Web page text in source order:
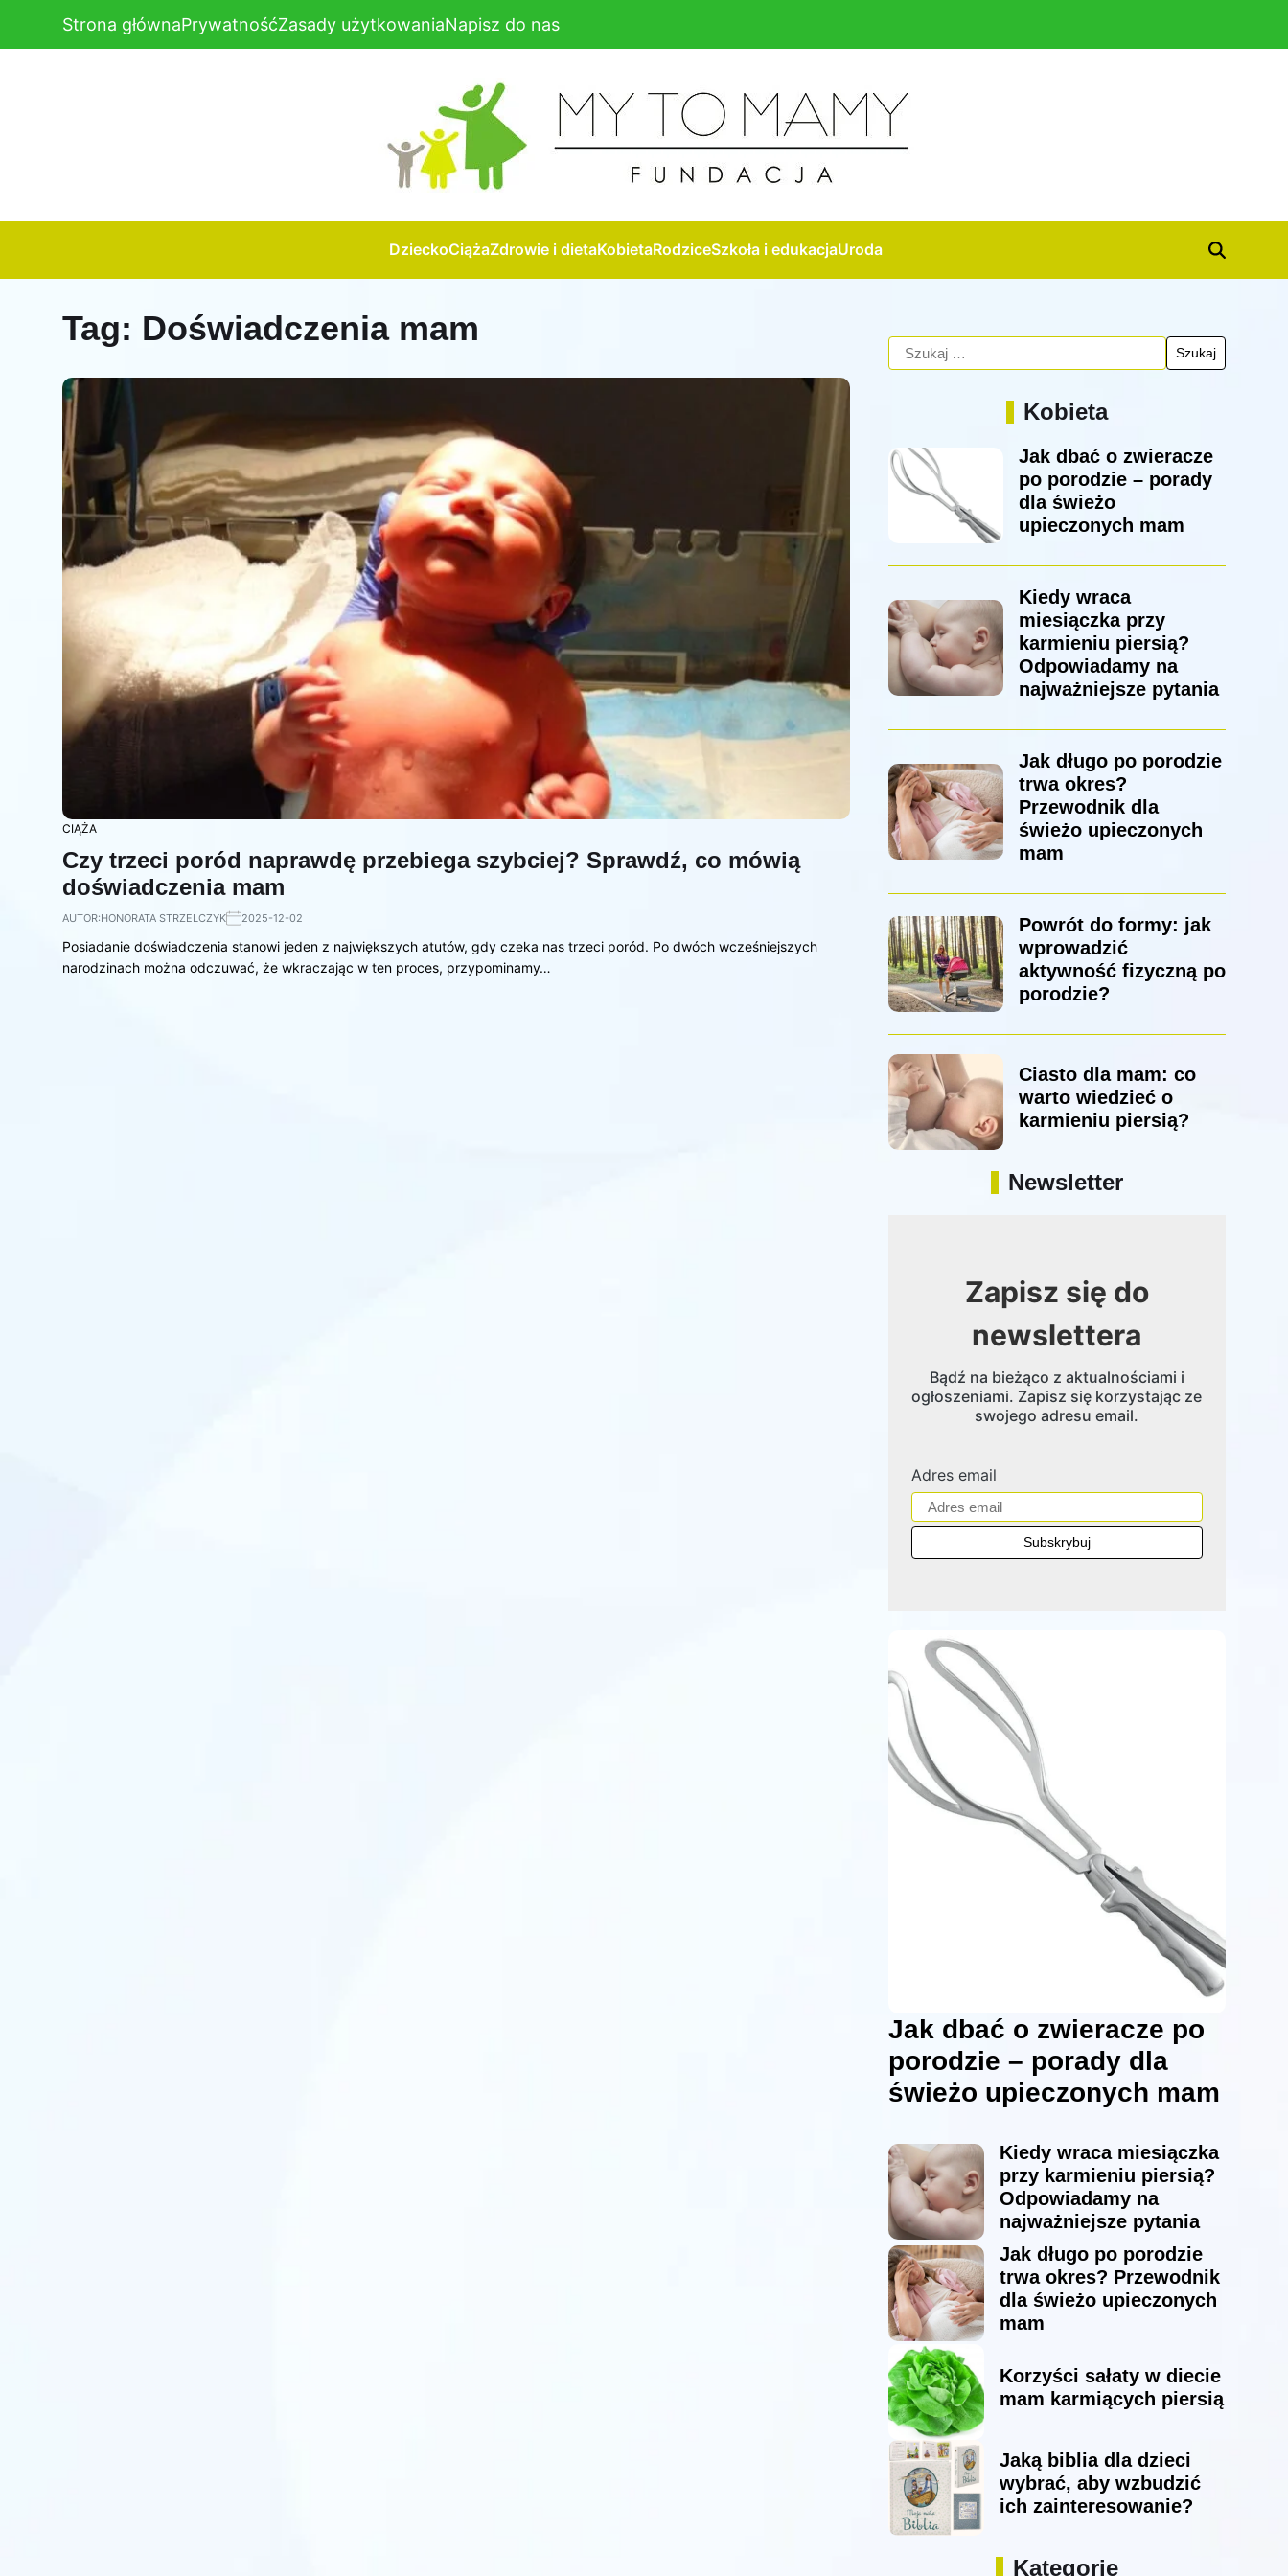
Strona głównaPrywatnośćZasady użytkowaniaNapisz do nas
DzieckoCiążaZdrowie i dietaKobietaRodziceSzkoła i edukacjaUroda
Tag: Doświadczenia mam
CIĄŻA
Czy trzeci poród naprawdę przebiega szybciej? Sprawdź, co mówią
doświadczenia mam
AUTOR:HONORATA STRZELCZYK 2025-12-02
Posiadanie doświadczenia stanowi jeden z największych atutów, gdy czeka nas trzeci poród. Po dwóch wcześniejszych
narodzinach można odczuwać, że wkraczając w ten proces, przypominamy…
Kobieta
Jak dbać o zwieracze
po porodzie – porady
dla świeżo
upieczonych mam
Kiedy wraca
miesiączka przy
karmieniu piersią?
Odpowiadamy na
najważniejsze pytania
Jak długo po porodzie
trwa okres?
Przewodnik dla
świeżo upieczonych
mam
Powrót do formy: jak
wprowadzić
aktywność fizyczną po
porodzie?
Ciasto dla mam: co
warto wiedzieć o
karmieniu piersią?
Newsletter
Zapisz się do
newslettera
Bądź na bieżąco z aktualnościami i
ogłoszeniami. Zapisz się korzystając ze
swojego adresu email.
Adres email
Jak dbać o zwieracze po
porodzie – porady dla
świeżo upieczonych mam
Kiedy wraca miesiączka
przy karmieniu piersią?
Odpowiadamy na
najważniejsze pytania
Jak długo po porodzie
trwa okres? Przewodnik
dla świeżo upieczonych
mam
Korzyści sałaty w diecie
mam karmiących piersią
Jaką biblia dla dzieci
wybrać, aby wzbudzić
ich zainteresowanie?
Kategorie